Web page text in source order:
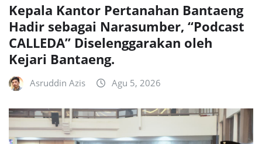
Kepala Kantor Pertanahan Bantaeng
Hadir sebagai Narasumber, “Podcast
CALLEDA” Diselenggarakan oleh
Kejari Bantaeng.
Asruddin Azis Agu 5, 2026